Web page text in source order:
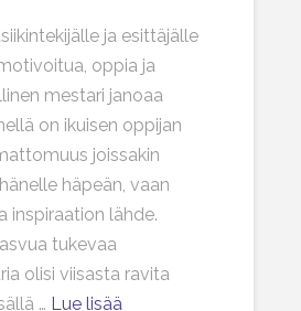
ja esittäjälle
oppia ja
mestari janoaa
on ikuisen oppijan
joissakin
häpeän, vaan
inspiraation lähde.
tukevaa
olisi viisasta ravita
… Lue lisää